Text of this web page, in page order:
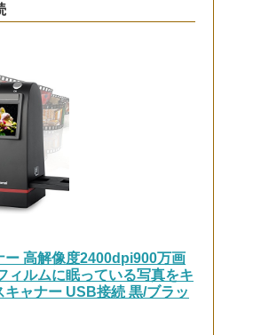
ー 高解像度2400dpi900万画
ィルムに眠っている写真をキ
キャナー USB接続 黒/ブラッ